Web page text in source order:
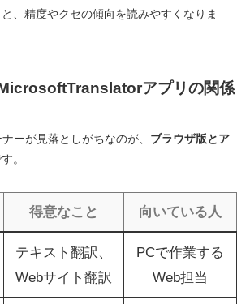
、精度やクセの傾向を読みやすくなりま
アプリの関係
ーが見落としがちなのが、 ブラウザ版とア
。
得意なこと 向いている人
テキスト翻訳、
Webサイト翻訳
PCで作業する
Web担当